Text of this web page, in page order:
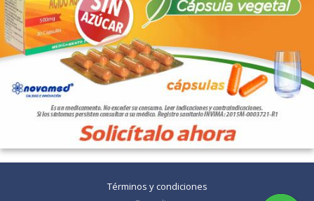
Términos y condiciones